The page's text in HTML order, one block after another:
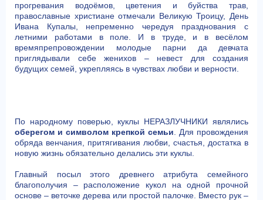
прогревания водоёмов, цветения и буйства трав,
православные христиане отмечали Великую Троицу, День
Ивана Купалы, непременно чередуя празднования с
летними работами в поле. И в труде, и в весёлом
времяпрепровождении молодые парни да девчата
приглядывали себе женихов – невест для создания
будущих семей, укрепляясь в чувствах любви и верности.
По народному поверью, куклы НЕРАЗЛУЧНИКИ являлись
оберегом и символом крепкой семьи . Для провождения
обряда венчания, притягивания любви, счастья, достатка в
новую жизнь обязательно делались эти куклы.
Главный посыл этого древнего атрибута семейного
благополучия – расположение кукол на одной прочной
основе – веточке дерева или простой палочке. Вместо рук –